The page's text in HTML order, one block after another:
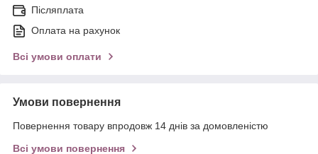
Післяплата
Оплата на рахунок
Всі умови оплати
Умови повернення
Повернення товару впродовж 14 днів за домовленістю
Всі умови повернення